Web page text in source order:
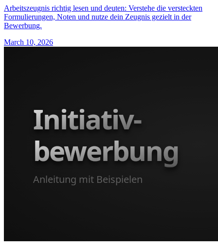
Arbeitszeugnis richtig lesen und deuten: Verstehe die versteckten
Formulierungen, Noten und nutze dein Zeugnis gezielt in der
Bewerbung.
March 10, 2026